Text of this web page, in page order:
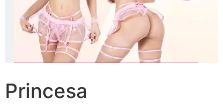
Princesa